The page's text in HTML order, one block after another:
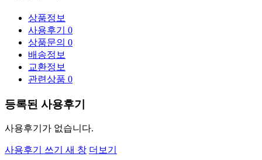
상품정보
사용후기 0
상품문의 0
배송정보
교환정보
관련상품 0
등록된 사용후기
사용후기가 없습니다.
사용후기 쓰기 새 창 더보기